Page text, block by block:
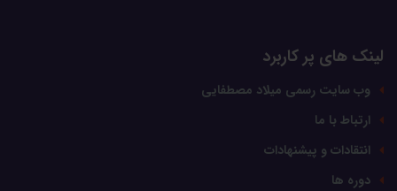
لینک های پر کاربرد
وب سایت رسمی میلاد مصطفایی
ارتباط با ما
انتقادات و پیشنهادات
دوره ها